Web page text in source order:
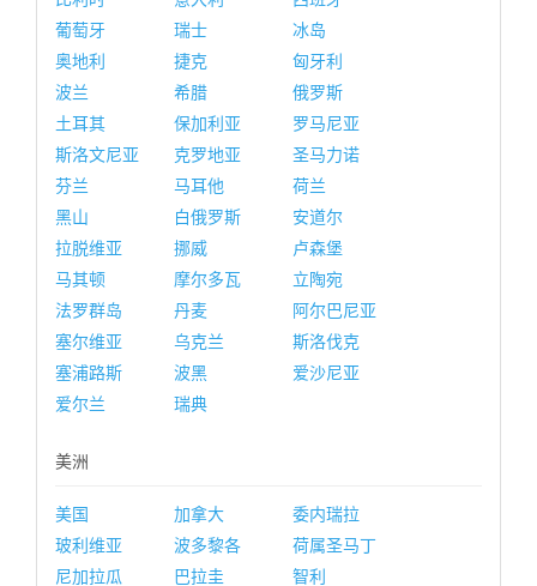
葡萄牙
瑞士
冰岛
奥地利
捷克
匈牙利
波兰
希腊
俄罗斯
土耳其
保加利亚
罗马尼亚
斯洛文尼亚
克罗地亚
圣马力诺
芬兰
马耳他
荷兰
黑山
白俄罗斯
安道尔
拉脱维亚
挪威
卢森堡
马其顿
摩尔多瓦
立陶宛
法罗群岛
丹麦
阿尔巴尼亚
塞尔维亚
乌克兰
斯洛伐克
塞浦路斯
波黑
爱沙尼亚
爱尔兰
瑞典
美洲
美国 加拿大
委内瑞拉
玻利维亚
波多黎各
荷属圣马丁
尼加拉瓜
巴拉圭
智利